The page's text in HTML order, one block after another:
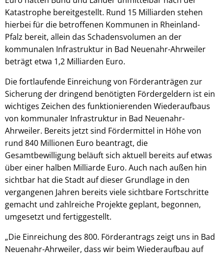
Katastrophe bereitgestellt. Rund 15 Milliarden stehen
hierbei für die betroffenen Kommunen in Rheinland-
Pfalz bereit, allein das Schadensvolumen an der
kommunalen Infrastruktur in Bad Neuenahr-Ahrweiler
beträgt etwa 1,2 Milliarden Euro.
Die fortlaufende Einreichung von Förderanträgen zur
Sicherung der dringend benötigten Fördergeldern ist ein
wichtiges Zeichen des funktionierenden Wiederaufbaus
von kommunaler Infrastruktur in Bad Neuenahr-
Ahrweiler. Bereits jetzt sind Fördermittel in Höhe von
rund 840 Millionen Euro beantragt, die
Gesamtbewilligung beläuft sich aktuell bereits auf etwas
über einer halben Milliarde Euro. Auch nach außen hin
sichtbar hat die Stadt auf dieser Grundlage in den
vergangenen Jahren bereits viele sichtbare Fortschritte
gemacht und zahlreiche Projekte geplant, begonnen,
umgesetzt und fertiggestellt.
„Die Einreichung des 800. Förderantrags zeigt uns in Bad
Neuenahr-Ahrweiler, dass wir beim Wiederaufbau auf